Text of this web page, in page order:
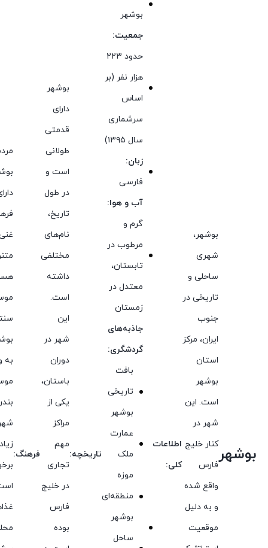
بوشهر
بوشهر،
شهری
ساحلی و
تاریخی در
جنوب
ایران، مرکز
استان
بوشهر
است. این
شهر در
کنار خلیج
فارس
واقع شده
و به دلیل
موقعیت
اطلاعات
کلی:
بوشهر
جمعیت:
حدود ۲۲۳
هزار نفر (بر
اساس
سرشماری
سال ۱۳۹۵)
زبان:
فارسی
آب و هوا:
گرم و
مرطوب در
تابستان،
معتدل در
زمستان
جاذبه‌های
گردشگری:
بافت
تاریخی
بوشهر
عمارت
ملک
موزه
منطقه‌ای
بوشهر
ساحل
تاریخچه:
بوشهر
دارای
قدمتی
طولانی
است و
در طول
تاریخ،
نام‌های
مختلفی
داشته
است.
این
شهر در
دوران
باستان،
یکی از
مراکز
مهم
تجاری
در خلیج
فارس
بوده
فرهنگ:
به